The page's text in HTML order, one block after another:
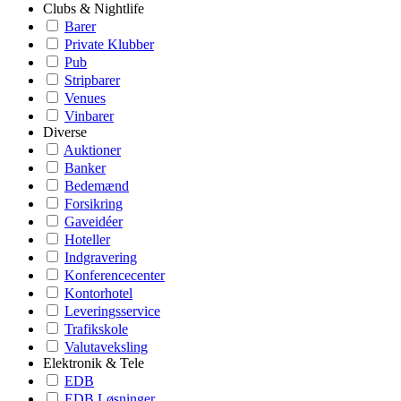
Clubs & Nightlife
Barer
Private Klubber
Pub
Stripbarer
Venues
Vinbarer
Diverse
Auktioner
Banker
Bedemænd
Forsikring
Gaveidéer
Hoteller
Indgravering
Konferencecenter
Kontorhotel
Leveringsservice
Trafikskole
Valutaveksling
Elektronik & Tele
EDB